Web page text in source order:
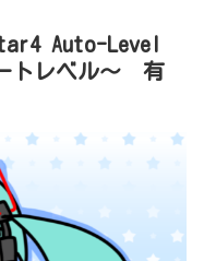
Auto-Level
トレベル～ 有